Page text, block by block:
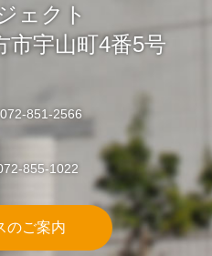
ェクト
市宇山町4番5号
851-2566
855-1022
のご案内